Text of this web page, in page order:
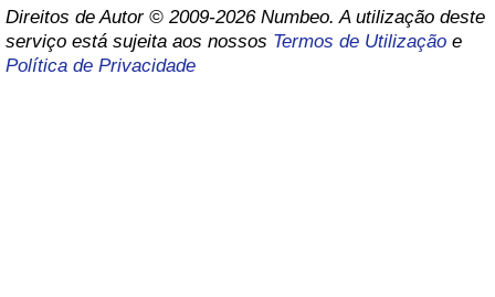
Direitos de Autor © 2009-2026 Numbeo. A utilização deste
serviço está sujeita aos nossos Termos de Utilização e
Política de Privacidade
Indicador de Custo de Vida Por País
Indicador de Preços de Imóveis por País
Índice de qualidade de vida por país